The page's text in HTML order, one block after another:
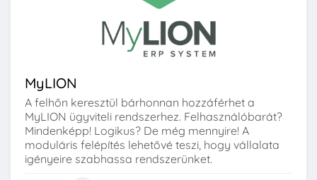
MyLION
A felhőn keresztül bárhonnan hozzáférhet a
MyLION ügyviteli rendszerhez. Felhasználóbarát?
Mindenképp! Logikus? De még mennyire! A
moduláris felépítés lehetővé teszi, hogy vállalata
igényeire szabhassa rendszerünket.